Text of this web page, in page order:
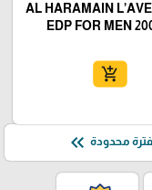
AL HARAMAIN
EDP FOR MEN
add_shopping_cart
محدودة keyboard_double_arrow_left